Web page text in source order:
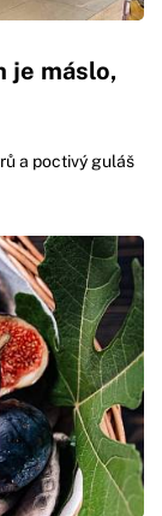
je máslo,
a poctivý guláš